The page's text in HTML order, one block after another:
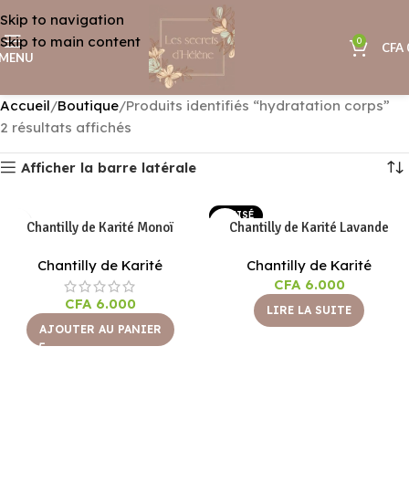
Skip to navigation
Skip to main content
0 CFA
Accueil Boutique Produits identifiés “hydratation corps”
2 résultats affichés
Afficher la barre latérale
Chantilly de Karité Monoï
Chantilly de Karité
CFA6.000
AJOUTER AU PANIER
EPUISÉ
Chantilly de Karité Lavande
Chantilly de Karité
CFA6.000
LIRE LA SUITE